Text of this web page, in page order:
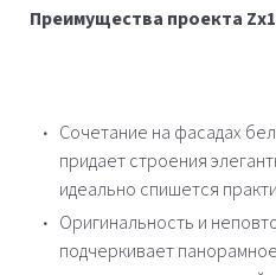
Преимущества проекта
Сочетание на фасадах
придает строения
идеально спишется
Оригинальность и
подчеркивает